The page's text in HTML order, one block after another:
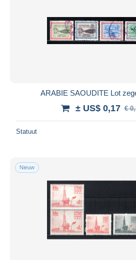
ARABIE SAOUDITE Lot
± US$ 0,17 €
Statuut
Nieuw